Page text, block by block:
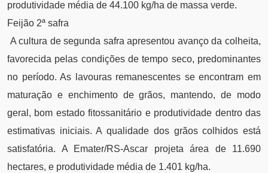
produtividade média de 44.100 kg/ha de massa verde.
Feijão 2ª safra
A cultura de segunda safra apresentou avanço da colheita,
favorecida pelas condições de tempo seco, predominantes
no período. As lavouras remanescentes se encontram em
maturação e enchimento de grãos, mantendo, de modo
geral, bom estado fitossanitário e produtividade dentro das
estimativas iniciais. A qualidade dos grãos colhidos está
satisfatória. A Emater/RS-Ascar projeta área de 11.690
hectares, e produtividade média de 1.401 kg/ha.